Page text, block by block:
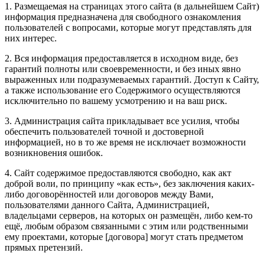
1. Размещаемая на страницах этого сайта (в дальнейшем Сайт)
информация предназначена для свободного ознакомления
пользователей с вопросами, которые могут представлять для
них интерес.
2. Вся информация предоставляется в исходном виде, без
гарантий полноты или своевременности, и без иных явно
выраженных или подразумеваемых гарантий. Доступ к Сайту,
а также использование его Содержимого осуществляются
исключительно по вашему усмотрению и на ваш риск.
3. Администрация сайта прикладывает все усилия, чтобы
обеспечить пользователей точной и достоверной
информацией, но в то же время не исключает возможности
возникновения ошибок.
4. Cайт содержимое предоставляются свободно, как акт
доброй воли, по принципу «как есть», без заключения каких-
либо договорённостей или договоров между Вами,
пользователями данного Сайта, Администрацией,
владельцами серверов, на которых он размещён, либо кем-то
ещё, любым образом связанными с этим или родственными
ему проектами, которые [договора] могут стать предметом
прямых претензий.